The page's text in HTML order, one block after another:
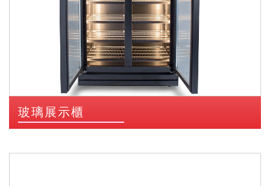
玻璃展示櫃